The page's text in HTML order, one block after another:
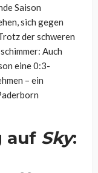
Saison
sich gegen
der schweren
Auch
eine 0:3-
– ein
auf Sky: